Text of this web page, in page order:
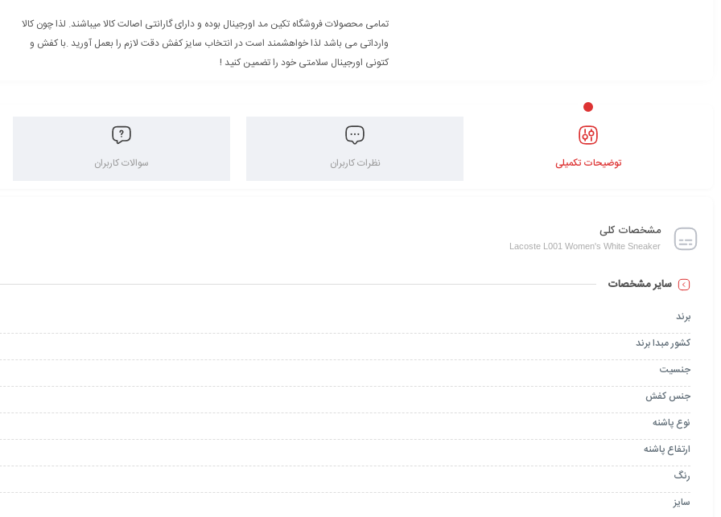
تمامی محصولات فروشگاه تکین مد اورجینال بوده و دارای گارانتی اصالت کالا میباشند. لذا چون کالا
وارداتی می باشد لذا خواهشمند است در انتخاب سایز کفش دقت لازم را بعمل آورید .با کفش و
کتونی اورجینال سلامتی خود را تضمین کنید !
توضیحات تکمیلی نظرات کاربران سوالات کاربران
مشخصات کلی
Lacoste L001 Women's White Sneaker
سایر مشخصات
برند
کشور مبدا برند
جنسیت
جنس کفش
نوع پاشنه
ارتفاع پاشنه
رنگ
سایز